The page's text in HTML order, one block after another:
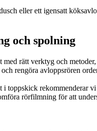
eller ett igensatt
och spolning
rätt verktyg och
rengöra avloppsrören
toppskick rekommenderar
rörfilmning för att